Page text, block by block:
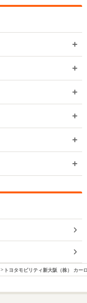
トヨタモビリティ新大阪（株） カー